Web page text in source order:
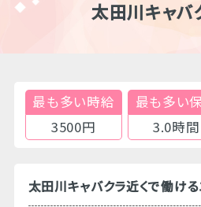
太田川キャバ
最も多い時給
3500円
最も多い
3.0時間
太田川キャバクラ近くで働け